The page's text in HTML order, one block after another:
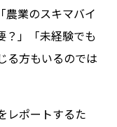
農業のスキマバイ
？」「未経験でも
る方もいるのでは
レポートするた